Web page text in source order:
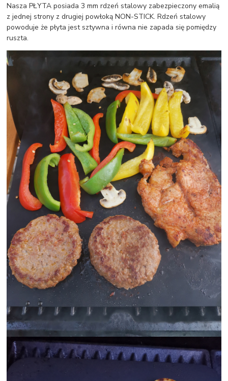
Nasza PŁYTA posiada 3 mm rdzeń stalowy zabezpieczony emalią
z jednej strony z drugiej powłoką NON-STICK. Rdzeń stalowy
powoduje że płyta jest sztywna i równa nie zapada się pomiędzy
ruszta.